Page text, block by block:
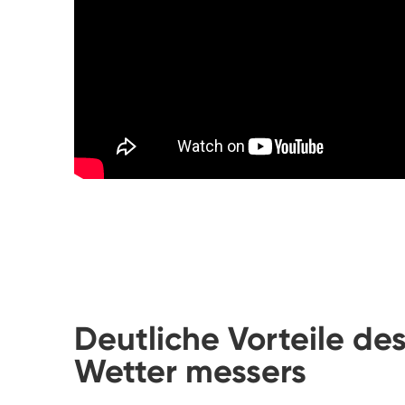
Deutliche Vorteile
Wetter messers